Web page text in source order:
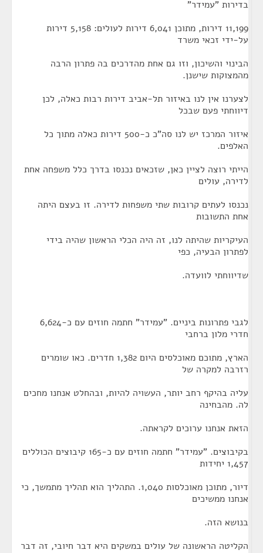
בדירות "עמידר"
11,199 דירות, מתוכן 6,041 דירות לעולים: 5,158 דירות
על-ידי זכאי משרד
הבינוי והשיכון, וזו גם אחת מהדרכים בה פתרון הרבה
מהמצוקות שישנן.
לצערנו אין לנו באיזור תל-אביב דירות רבות כאלה, לכן
דיווחתי פעם שבכל
איזור המרכז יש לנו סה"כ כ-500 דירות כאלה מתוך כל
האלפים.
הייתי רוצה לציין כאן, שזכאים נכנסו בדרך כלל משפחה אחת
לדירה, עולים
נכנסו לעתים קרובות שתי משפחות לדירה. זו בעצם היתה
אחת התשובות
העיקריות שהיתה לנו, זה היה הכלי הראשון שהיה בידי
לפתרון הבעיה, כפי
שדיווחתי לוועדה.
לגבי פתרונות ביניים. "עמידר" חתמה חוזים עם כ-6,624
חדרי מלון ברחבי
הארץ, מתוכם מאוכלסים היום 1,382 חדרים. כאו שומרים
רזרבה למקרה של
עליה בהיקף רחב יותר, העשויה להיות, ובהחלט אנחנו מחכים
לה. מהבחינה
הזאת אנחנו ערוכים לקראתה.
בקיבוצים. "עמידר" חתמה חוזים עם כ-165 קיבוצים הכוללים
1,457 יחידות
דיור, מתוכן מאוכלסות 1,040. התהליך הוא תהליך מתמשך, כי
אנחנו ממשיכים
בנושא הזה.
הקליטה הראשונה של עולים במשקים היא דבר חיובי, זה דבר